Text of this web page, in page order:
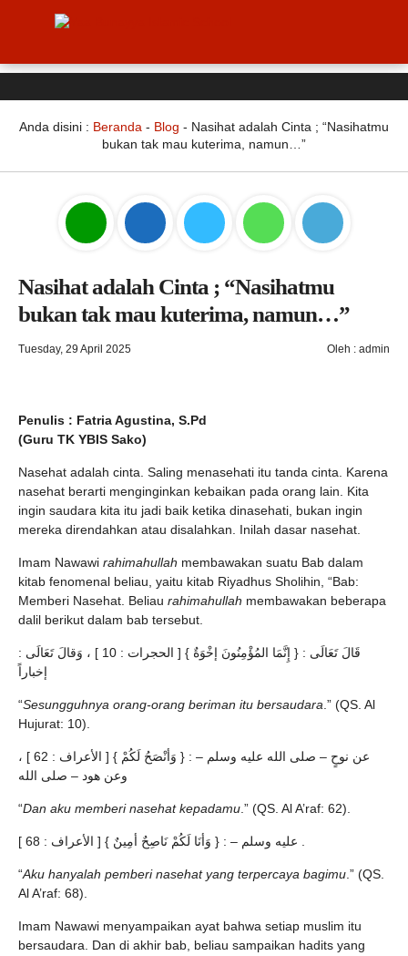
Anda disini : Beranda - Blog - Nasihat adalah Cinta ; “Nasihatmu
bukan tak mau kuterima, namun…”
Nasihat adalah Cinta ; “Nasihatmu
bukan tak mau kuterima, namun…”
Tuesday, 29 April 2025 Oleh : admin
Penulis : Fatria Agustina, S.Pd
(Guru TK YBIS Sako)
Nasehat adalah cinta. Saling menasehati itu tanda cinta. Karena
nasehat berarti menginginkan kebaikan pada orang lain. Kita
ingin saudara kita itu jadi baik ketika dinasehati, bukan ingin
mereka direndahkan atau disalahkan. Inilah dasar nasehat.
Imam Nawawi rahimahullah membawakan suatu Bab dalam
kitab fenomenal beliau, yaitu kitab Riyadhus Sholihin, “Bab:
Memberi Nasehat. Beliau rahimahullah membawakan beberapa
dalil berikut dalam bab tersebut.
قَالَ تَعَالَى : { إِنَّمَا المُؤْمِنُونَ إخْوَةٌ } [ الحجرات : 10 ] ، وَقالَ تَعَالَى :
إخباراً
“Sesungguhnya orang-orang beriman itu bersaudara .” (QS. Al
Hujurat: 10).
عن نوحٍ – صلى الله عليه وسلم – : { وَأنْصَحُ لَكُمْ } [ الأعراف : 62 ] ،
وعن هود – صلى الله
“Dan aku memberi nasehat kepadamu .” (QS. Al A’raf: 62).
“Aku hanyalah pemberi nasehat yang terpercaya bagimu .” (QS.
Al A’raf: 68).
Imam Nawawi menyampaikan ayat bahwa setiap muslim itu
bersaudara. Dan di akhir bab, beliau sampaikan hadits yang